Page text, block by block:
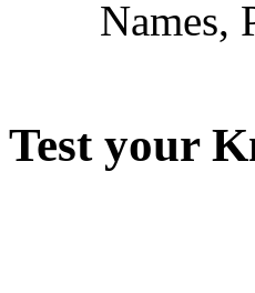
Names,
Test your